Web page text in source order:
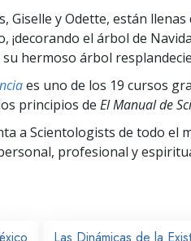
Giselle y Odette, están
¡decorando el árbol de
hermoso árbol
es uno de los 19 cursos
principios de El Manual de
a Scientologists de todo el
profesional y
Las Dinámicas de la